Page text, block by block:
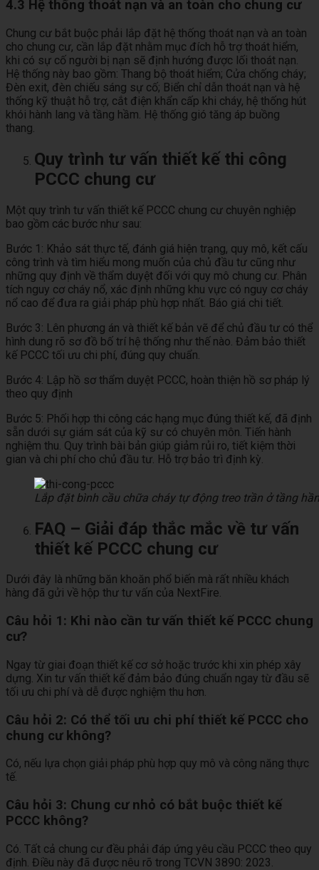
4.3 Hệ thống thoát nạn và an toàn cho chung cư
Chung cư bắt buộc phải lắp đặt hệ thống thoát nạn và an toàn
cho chung cư, cần lắp đặt nhằm mục đích hỗ trợ thoát hiểm,
khi có sự cố người bị nạn sẽ định hướng được lối thoát nạn.
Hệ thống này bao gồm: Thang bộ thoát hiểm; Cửa chống cháy;
Đèn exit, đèn chiếu sáng sự cố; Biển chỉ dẫn thoát nạn và hệ
thống kỹ thuật hỗ trợ, cắt điện khẩn cấp khi cháy, hệ thống hút
khói hành lang và tầng hầm. Hệ thống gió tăng áp buồng
thang.
Quy trình tư vấn thiết kế thi công
PCCC chung cư
Một quy trình tư vấn thiết kế PCCC chung cư chuyên nghiệp
bao gồm các bước như sau:
Bước 1: Khảo sát thực tế, đánh giá hiện trạng, quy mô, kết cấu
công trình và tìm hiểu mong muốn của chủ đầu tư cũng như
những quy định về thẩm duyệt đối với quy mô chung cư. Phân
tích nguy cơ cháy nổ, xác định những khu vực có nguy cơ cháy
nổ cao để đưa ra giải pháp phù hợp nhất. Báo giá chi tiết.
Bước 3: Lên phương án và thiết kế bản vẽ để chủ đầu tư có thể
hình dung rõ sơ đồ bố trí hệ thống như thế nào. Đảm bảo thiết
kế PCCC tối ưu chi phí, đúng quy chuẩn.
Bước 4: Lập hồ sơ thẩm duyệt PCCC, hoàn thiện hồ sơ pháp lý
theo quy định
Bước 5: Phối hợp thi công các hạng mục đúng thiết kế, đã định
sẵn dưới sự giám sát của kỹ sư có chuyên môn. Tiến hành
nghiệm thu. Quy trình bài bản giúp giảm rủi ro, tiết kiệm thời
gian và chi phí cho chủ đầu tư. Hỗ trợ bảo trì định kỳ.
Lắp đặt bình cầu chữa cháy tự động treo trần ở tầng
FAQ – Giải đáp thắc mắc về tư vấn
thiết kế PCCC chung cư
Dưới đây là những băn khoăn phổ biến mà rất nhiều khách
hàng đã gửi về hộp thư tư vấn của NextFire.
Câu hỏi 1: Khi nào cần tư vấn thiết kế PCCC chung
cư?
Ngay từ giai đoạn thiết kế cơ sở hoặc trước khi xin phép xây
dựng. Xin tư vấn thiết kế đảm bảo đúng chuẩn ngay từ đầu sẽ
tối ưu chi phí và dễ được nghiệm thu hơn.
Câu hỏi 2: Có thể tối ưu chi phí thiết kế PCCC cho
chung cư không?
Có, nếu lựa chọn giải pháp phù hợp quy mô và công năng thực
tế.
Câu hỏi 3: Chung cư nhỏ có bắt buộc thiết kế
PCCC không?
Có. Tất cả chung cư đều phải đáp ứng yêu cầu PCCC theo quy
định. Điều này đã được nêu rõ trong TCVN 3890: 2023.